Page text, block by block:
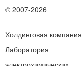
© 2007-2026
Холдинговая компания
Лаборатория